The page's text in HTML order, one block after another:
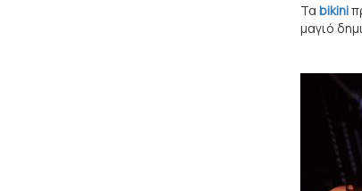
Τα bikini
μαγιό